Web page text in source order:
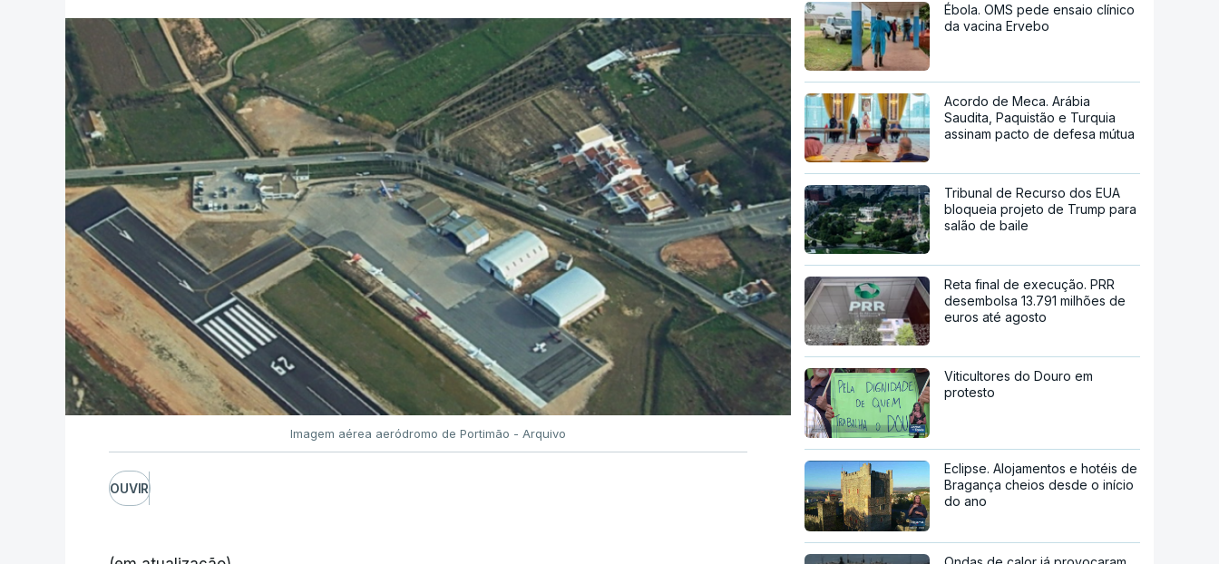
Imagem aérea aeródromo de Portimão - Arquivo
OUVIR
Ébola. OMS pede ensaio clínico
da vacina Ervebo
Acordo de Meca. Arábia
Saudita, Paquistão e Turquia
assinam pacto de defesa mútua
Tribunal de Recurso dos EUA
bloqueia projeto de Trump para
salão de baile
Reta final de execução. PRR
desembolsa 13.791 milhões de
euros até agosto
Viticultores do Douro em
protesto
Eclipse. Alojamentos e hotéis de
Bragança cheios desde o início
do ano